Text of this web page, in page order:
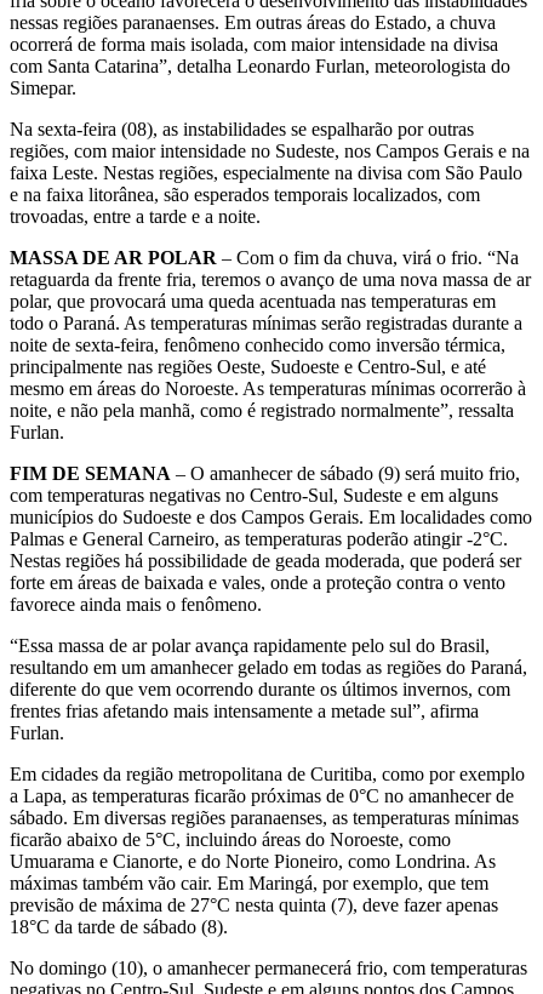
nessas regiões paranaenses. Em outras áreas do Estado, a chuva
ocorrerá de forma mais isolada, com maior intensidade na divisa
com Santa Catarina”, detalha Leonardo Furlan, meteorologista do
Simepar.
Na sexta-feira (08), as instabilidades se espalharão por outras
regiões, com maior intensidade no Sudeste, nos Campos Gerais e na
faixa Leste. Nestas regiões, especialmente na divisa com São Paulo
e na faixa litorânea, são esperados temporais localizados, com
trovoadas, entre a tarde e a noite.
MASSA DE AR POLAR – Com o fim da chuva, virá o frio. “Na
retaguarda da frente fria, teremos o avanço de uma nova massa de ar
polar, que provocará uma queda acentuada nas temperaturas em
todo o Paraná. As temperaturas mínimas serão registradas durante a
noite de sexta-feira, fenômeno conhecido como inversão térmica,
principalmente nas regiões Oeste, Sudoeste e Centro-Sul, e até
mesmo em áreas do Noroeste. As temperaturas mínimas ocorrerão à
noite, e não pela manhã, como é registrado normalmente”, ressalta
Furlan.
FIM DE SEMANA – O amanhecer de sábado (9) será muito frio,
com temperaturas negativas no Centro-Sul, Sudeste e em alguns
municípios do Sudoeste e dos Campos Gerais. Em localidades como
Palmas e General Carneiro, as temperaturas poderão atingir -2°C.
Nestas regiões há possibilidade de geada moderada, que poderá ser
forte em áreas de baixada e vales, onde a proteção contra o vento
favorece ainda mais o fenômeno.
“Essa massa de ar polar avança rapidamente pelo sul do Brasil,
resultando em um amanhecer gelado em todas as regiões do Paraná,
diferente do que vem ocorrendo durante os últimos invernos, com
frentes frias afetando mais intensamente a metade sul”, afirma
Furlan.
Em cidades da região metropolitana de Curitiba, como por exemplo
a Lapa, as temperaturas ficarão próximas de 0°C no amanhecer de
sábado. Em diversas regiões paranaenses, as temperaturas mínimas
ficarão abaixo de 5°C, incluindo áreas do Noroeste, como
Umuarama e Cianorte, e do Norte Pioneiro, como Londrina. As
máximas também vão cair. Em Maringá, por exemplo, que tem
previsão de máxima de 27°C nesta quinta (7), deve fazer apenas
18°C da tarde de sábado (8).
No domingo (10), o amanhecer permanecerá frio, com temperaturas
negativas no Centro-Sul, Sudeste e em alguns pontos dos Campos